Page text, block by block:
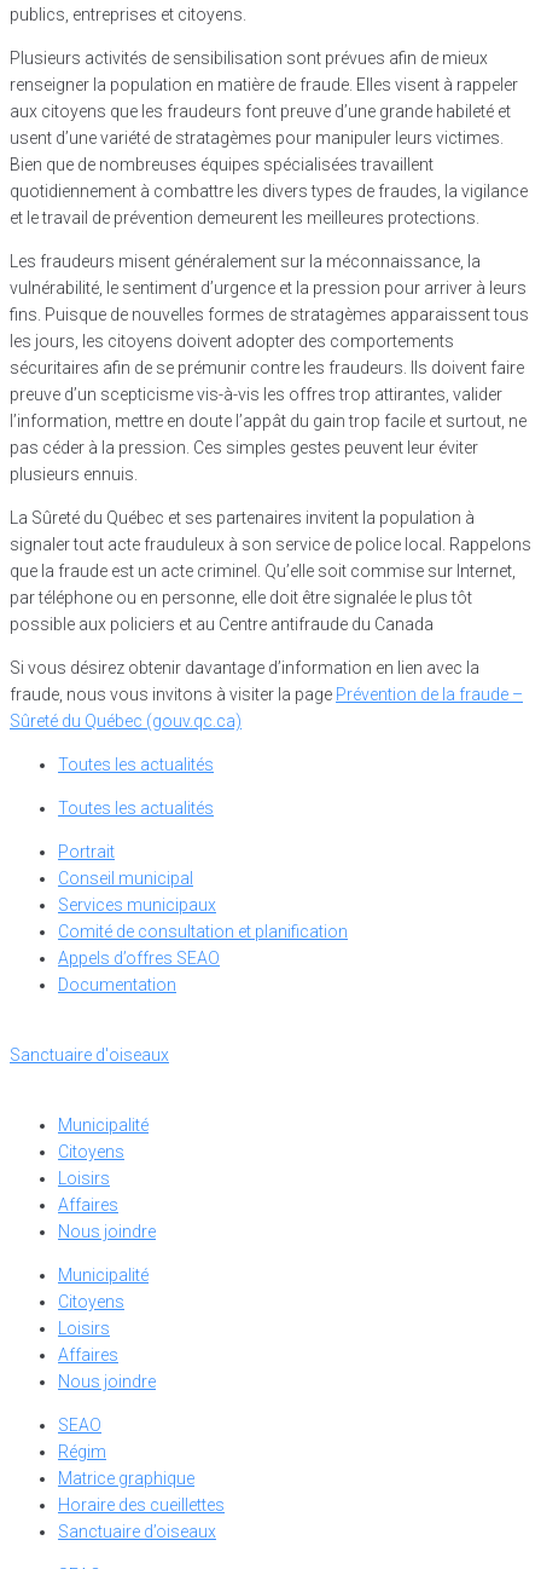
publics, entreprises et citoyens.
Plusieurs activités de sensibilisation sont prévues afin de mieux
renseigner la population en matière de fraude. Elles visent à rappeler
aux citoyens que les fraudeurs font preuve d’une grande habileté et
usent d’une variété de stratagèmes pour manipuler leurs victimes.
Bien que de nombreuses équipes spécialisées travaillent
quotidiennement à combattre les divers types de fraudes, la vigilance
et le travail de prévention demeurent les meilleures protections.
Les fraudeurs misent généralement sur la méconnaissance, la
vulnérabilité, le sentiment d’urgence et la pression pour arriver à leurs
fins. Puisque de nouvelles formes de stratagèmes apparaissent tous
les jours, les citoyens doivent adopter des comportements
sécuritaires afin de se prémunir contre les fraudeurs. Ils doivent faire
preuve d’un scepticisme vis-à-vis les offres trop attirantes, valider
l’information, mettre en doute l’appât du gain trop facile et surtout, ne
pas céder à la pression. Ces simples gestes peuvent leur éviter
plusieurs ennuis.
La Sûreté du Québec et ses partenaires invitent la population à
signaler tout acte frauduleux à son service de police local. Rappelons
que la fraude est un acte criminel. Qu’elle soit commise sur Internet,
par téléphone ou en personne, elle doit être signalée le plus tôt
possible aux policiers et au Centre antifraude du Canada
Si vous désirez obtenir davantage d’information en lien avec la
fraude, nous vous invitons à visiter la page Prévention de la fraude –
Sûreté du Québec (gouv.qc.ca)
Toutes les actualités
Toutes les actualités
Portrait
Conseil municipal
Services municipaux
Comité de consultation et planification
Appels d’offres SEAO
Documentation
Sanctuaire d'oiseaux
Municipalité
Citoyens
Loisirs
Affaires
Nous joindre
Municipalité
Citoyens
Loisirs
Affaires
Nous joindre
SEAO
Régim
Matrice graphique
Horaire des cueillettes
Sanctuaire d’oiseaux